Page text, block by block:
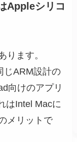
Appleシリコ
ります。
じARM設計の
向けのアプリ
はIntel Macに
メリットで